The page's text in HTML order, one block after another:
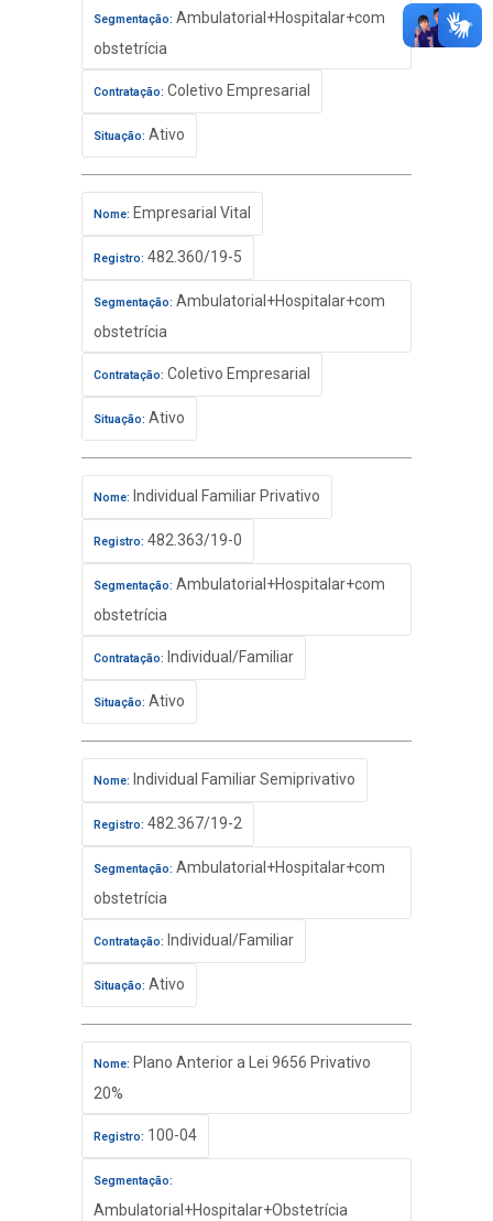
Segmentação: Ambulatorial+Hospitalar+com
obstetrícia
Contratação: Coletivo Empresarial
Situação: Ativo
Nome: Empresarial Vital
Registro: 482.360/19-5
Segmentação: Ambulatorial+Hospitalar+com
obstetrícia
Contratação: Coletivo Empresarial
Situação: Ativo
Nome: Individual Familiar Privativo
Registro: 482.363/19-0
Segmentação: Ambulatorial+Hospitalar+com
obstetrícia
Contratação: Individual/Familiar
Situação: Ativo
Nome: Individual Familiar Semiprivativo
Registro: 482.367/19-2
Segmentação: Ambulatorial+Hospitalar+com
obstetrícia
Contratação: Individual/Familiar
Situação: Ativo
Nome: Plano Anterior a Lei 9656 Privativo
20%
Registro: 100-04
Segmentação:
Ambulatorial+Hospitalar+Obstetrícia